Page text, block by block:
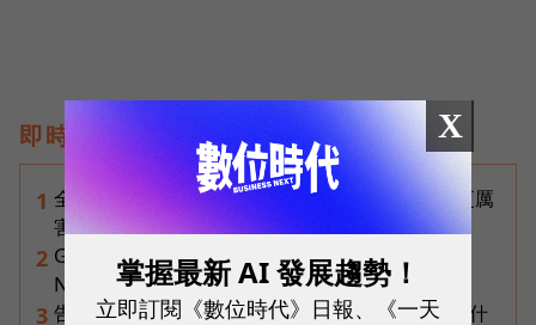
即時熱門文章
1 全台最大全聯首日業績破百萬，蔡篤昌：還會有更厲
害的大型店！為何把餐廳健身房都搬上樓？
2 Gemini完整教學地圖！37篇實測整理，
Notebooks、Spark、提示詞架構全打包
3 告別「極速迷思」！Opensignal 國際評比揭密：什
X
掌握最新 AI 發展趨勢！
立即訂閱《數位時代》日報、《一天